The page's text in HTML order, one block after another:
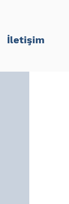
İletişim